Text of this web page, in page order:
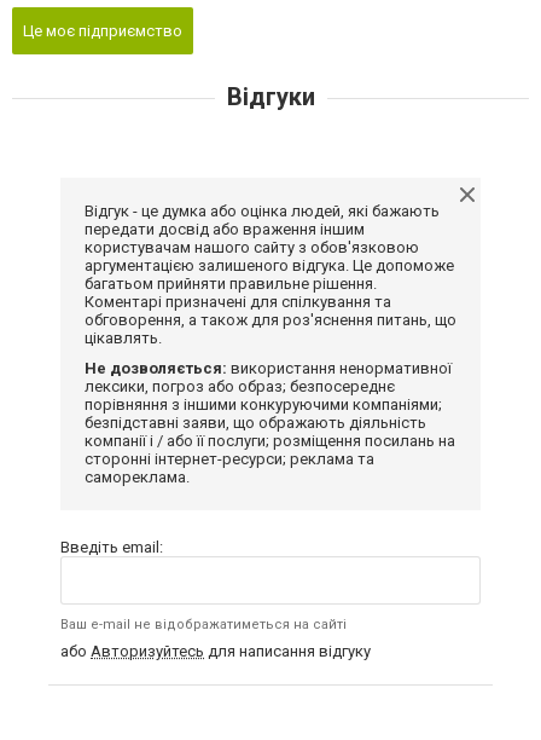
Це моє підприємство
Відгуки
Відгук - це думка або оцінка людей, які бажають
передати досвід або враження іншим
користувачам нашого сайту з обов'язковою
аргументацією залишеного відгука. Це допоможе
багатьом прийняти правильне рішення.
Коментарі призначені для спілкування та
обговорення, а також для роз'яснення питань, що
цікавлять.
Не дозволяється: використання ненормативної
лексики, погроз або образ; безпосереднє
порівняння з іншими конкуруючими компаніями;
безпідставні заяви, що ображають діяльність
компанії і / або її послуги; розміщення посилань на
сторонні інтернет-ресурси; реклама та
самореклама.
Введіть email:
Ваш e-mail не відображатиметься на сайті
або Авторизуйтесь для написання відгуку